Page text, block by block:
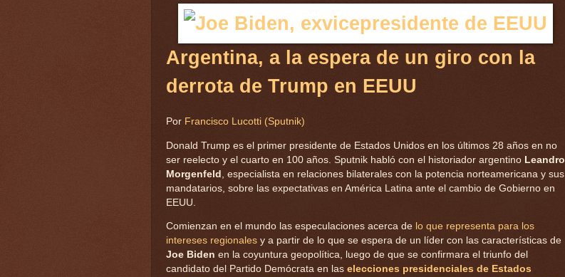
Argentina, a la espera de un giro con la
derrota de Trump en EEUU
Por Francisco Lucotti (Sputnik)
Donald Trump es el primer presidente de Estados Unidos en los últimos 28 años en no
ser reelecto y el cuarto en 100 años. Sputnik habló con el historiador argentino Leandro
Morgenfeld , especialista en relaciones bilaterales con la potencia norteamericana y sus
mandatarios, sobre las expectativas en América Latina ante el cambio de Gobierno en
EEUU.
Comienzan en el mundo las especulaciones acerca de lo que representa para los
intereses regionales y a partir de lo que se espera de un líder con las características de
Joe Biden en la coyuntura geopolítica, luego de que se confirmara el triunfo del
candidato del Partido Demócrata en las elecciones presidenciales de Estados